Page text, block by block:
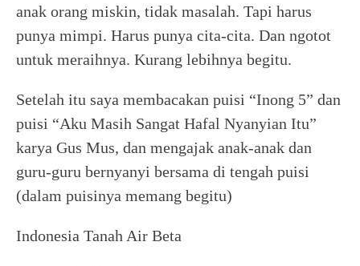
anak orang miskin, tidak masalah. Tapi harus
punya mimpi. Harus punya cita-cita. Dan ngotot
untuk meraihnya. Kurang lebihnya begitu.
Setelah itu saya membacakan puisi “Inong 5” dan
puisi “Aku Masih Sangat Hafal Nyanyian Itu”
karya Gus Mus, dan mengajak anak-anak dan
guru-guru bernyanyi bersama di tengah puisi
(dalam puisinya memang begitu)
Indonesia Tanah Air Beta